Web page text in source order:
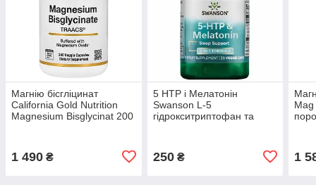
Магнію бісгліцинат
California Gold Nutrition
Magnesium Bisglycinat 200
1 490 ₴
5 НТР і Мелатонін
Swanson L-5
гідрокситриптофан та
250₴ 1